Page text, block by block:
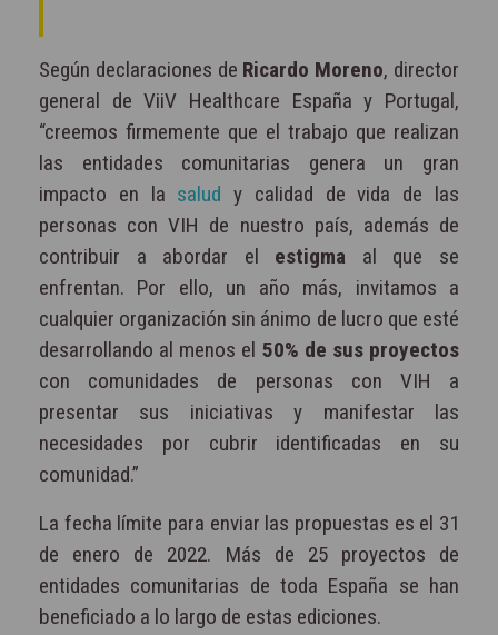
Según declaraciones de Ricardo Moreno, director
general de ViiV Healthcare España y Portugal,
“creemos firmemente que el trabajo que realizan
las entidades comunitarias genera un gran
impacto en la salud y calidad de vida de las
personas con VIH de nuestro país, además de
contribuir a abordar el estigma al que se
enfrentan. Por ello, un año más, invitamos a
cualquier organización sin ánimo de lucro que esté
desarrollando al menos el 50% de sus proyectos
con comunidades de personas con VIH a
presentar sus iniciativas y manifestar las
necesidades por cubrir identificadas en su
comunidad.”
La fecha límite para enviar las propuestas es el 31
de enero de 2022. Más de 25 proyectos de
entidades comunitarias de toda España se han
beneficiado a lo largo de estas ediciones.